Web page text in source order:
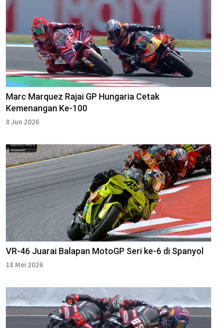
Marc Marquez Rajai GP Hungaria Cetak
Kemenangan Ke-100
8 Jun 2026
VR-46 Juarai Balapan MotoGP Seri ke-6 di Spanyol
18 Mei 2026